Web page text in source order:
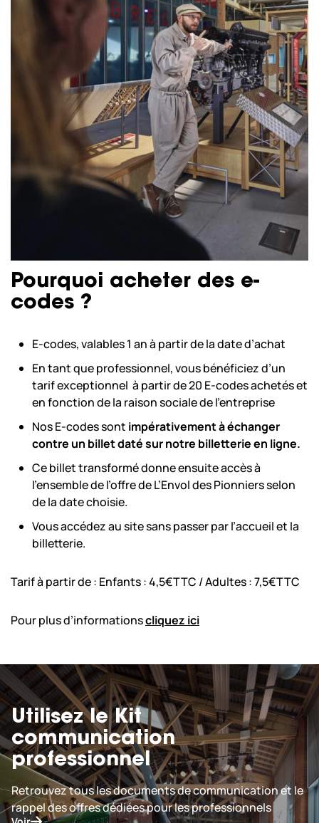
Pourquoi acheter des e-
codes ?
E-codes, valables 1 an à partir de la date d’achat
En tant que professionnel, vous bénéficiez d’un
tarif exceptionnel à partir de 20 E-codes achetés et
en fonction de la raison sociale de l’entreprise
Nos E-codes sont impérativement à échanger
contre un billet daté sur notre billetterie en ligne.
Ce billet transformé donne ensuite accès à
l’ensemble de l’offre de L’Envol des Pionniers selon
de la date choisie.
Vous accédez au site sans passer par l’accueil et la
billetterie.
Tarif à partir de : Enfants : 4,5€TTC / Adultes : 7,5€TTC
Pour plus d’informationscliquez ici
Utilisez le Kit
communication
professionnel
Retrouvez tous les documents de communication et le
rappel des offres dédiées pour les professionnels